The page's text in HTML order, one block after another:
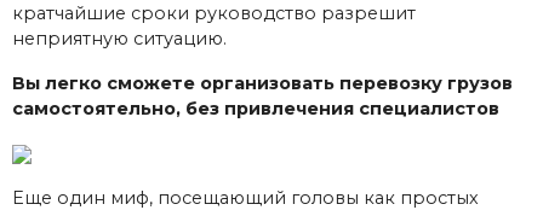
кратчайшие сроки руководство разрешит
неприятную ситуацию.
Вы легко сможете организовать перевозку грузов
самостоятельно, без привлечения специалистов
Еще один миф, посещающий головы как простых